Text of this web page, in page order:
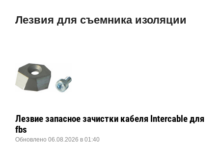
Лезвия для съемника изоляции
Лезвие запасное зачистки кабеля Intercable для
fbs
Обновлено 06.08.2026 в 01:40